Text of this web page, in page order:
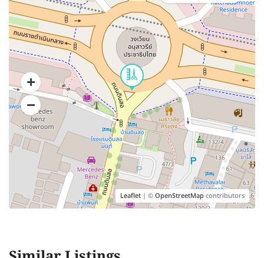
Leaflet | ©OpenStreetMapcontributors